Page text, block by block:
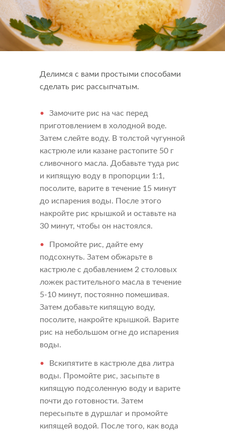
Производство
Что-то новенькое
Делимся с вами простыми способами
сделать рис рассыпчатым.
Замочите рис на час перед
приготовлением в холодной воде.
Затем слейте воду. В толстой чугунной
кастрюле или казане растопите 50 г
сливочного масла. Добавьте туда рис
и кипящую воду в пропорции 1:1,
посолите, варите в течение 15 минут
до испарения воды. После этого
накройте рис крышкой и оставьте на
30 минут, чтобы он настоялся.
Промойте рис, дайте ему
подсохнуть. Затем обжарьте в
кастрюле с добавлением 2 столовых
ложек растительного масла в течение
5-10 минут, постоянно помешивая.
Затем добавьте кипящую воду,
посолите, накройте крышкой. Варите
рис на небольшом огне до испарения
воды.
Вскипятите в кастрюле два литра
воды. Промойте рис, засыпьте в
кипящую подсоленную воду и варите
почти до готовности. Затем
пересыпьте в дуршлаг и промойте
кипящей водой. После того, как вода
Напишите нам
Напишите нам
Мы открыты для любых вопросов и предложений
Подпишитесь на новости
Мы будем присылать вам только самое важное